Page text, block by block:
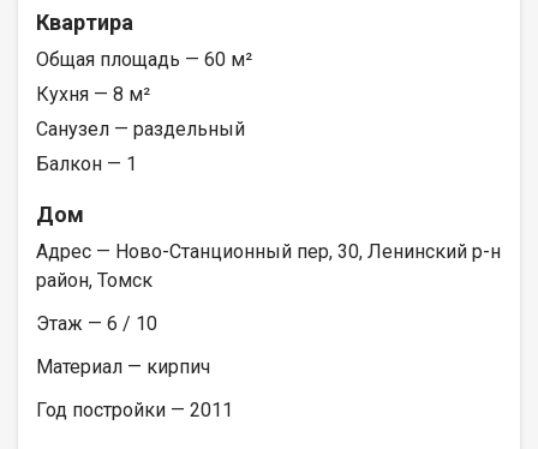
Квартира
Общая площадь — 60 м²
Кухня — 8 м²
Санузел — раздельный
Балкон — 1
Дом
Адрес — Ново-Станционный пер, 30, Ленинский р-н
район, Томск
Этаж — 6 / 10
Материал — кирпич
Год постройки — 2011